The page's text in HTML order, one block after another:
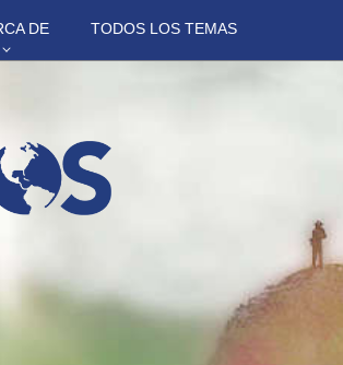
DE TODOS LOS TEMAS